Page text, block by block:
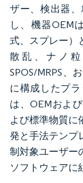
ザー、検出器
し、機器OEM
式、スプレー）
散乱、ナノ
SPOS/MRPS、
に構成したプ
は、OEMおよ
よび標準物質に
発と手法テンプ
制対象ユーザー
ソフトウェアに